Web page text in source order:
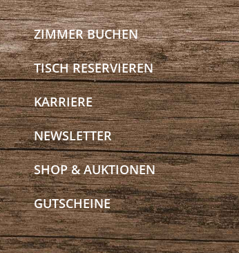
ZIMMER BUCHEN
TISCH RESERVIEREN
KARRIERE
NEWSLETTER
SHOP & AUKTIONEN
GUTSCHEINE